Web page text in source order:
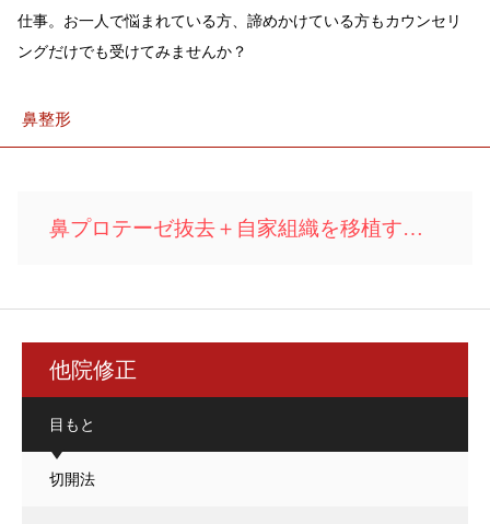
仕事。お一人で悩まれている方、諦めかけている方もカウンセリ
ングだけでも受けてみませんか？
鼻整形
鼻プロテーゼ抜去＋自家組織を移植する手術
他院修正
目もと
切開法